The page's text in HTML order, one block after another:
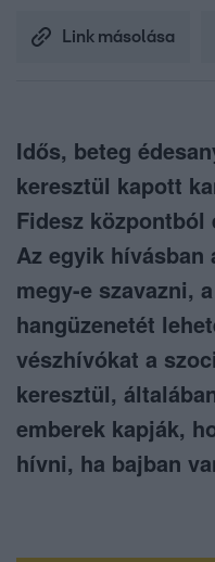
Link másolása
Idős, beteg
keresztül kapott
Fidesz központból
Az egyik
megy-e szavazni,
hangüzenetét
vészhívókat a
keresztül,
emberek kapják,
hívni, ha bajban